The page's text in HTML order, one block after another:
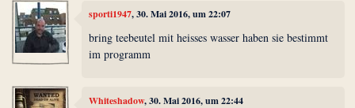
sporti1947, 30. Mai 2016, um 22:07
bring teebeutel mit heisses wasser haben sie bestimmt
im programm
Whiteshadow, 30. Mai 2016, um 22:44